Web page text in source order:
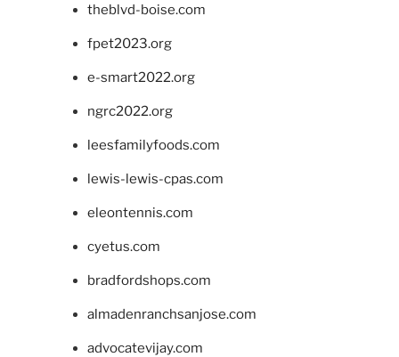
theblvd-boise.com
fpet2023.org
e-smart2022.org
ngrc2022.org
leesfamilyfoods.com
lewis-lewis-cpas.com
eleontennis.com
cyetus.com
bradfordshops.com
almadenranchsanjose.com
advocatevijay.com